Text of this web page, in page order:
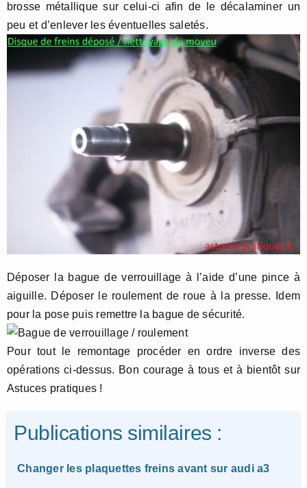
brosse métallique sur celui-ci afin de le décalaminer un
peu et d’enlever les éventuelles saletés.
Déposer la bague de verrouillage à l’aide d’une pince à
aiguille. Déposer le roulement de roue à la presse. Idem
pour la pose puis remettre la bague de sécurité.
Pour tout le remontage procéder en ordre inverse des
opérations ci-dessus. Bon courage à tous et à bientôt sur
Astuces pratiques !
Publications similaires :
Changer les plaquettes freins avant sur audi a3